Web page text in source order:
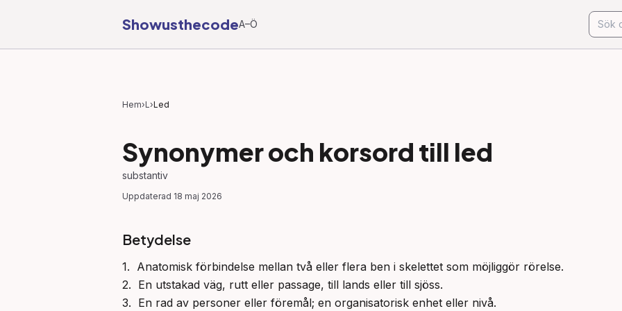
ShowusthecodeA–Ö
Hem›L›Led
Synonymer och korsord till led
substantiv
Uppdaterad 18 maj 2026
Betydelse
1.  Anatomisk förbindelse mellan två eller flera ben i skelettet som möjliggör rörelse.
2.  En utstakad väg, rutt eller passage, till lands eller till sjöss.
3.  En rad av personer eller föremål; en organisatorisk enhet eller nivå.